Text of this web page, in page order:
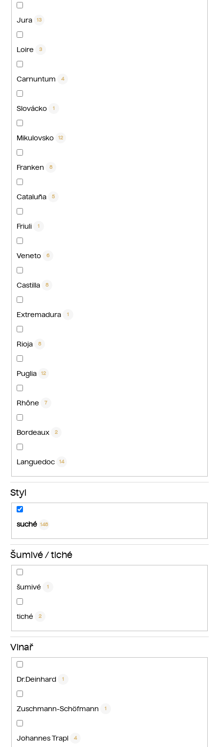
Jura 13
Loire 3
Carnuntum 4
Slovácko 1
Mikulovsko 12
Franken 8
Cataluña 5
Friuli 1
Veneto 6
Castilla 8
Extremadura 1
Rioja 8
Puglia 12
Rhône 7
Bordeaux 2
Languedoc 14
Styl
suché 148
Šumivé / tiché
šumivé 1
tiché 2
Vinař
Dr.Deinhard 1
Zuschmann-Schöfmann 1
Johannes Trapl 4